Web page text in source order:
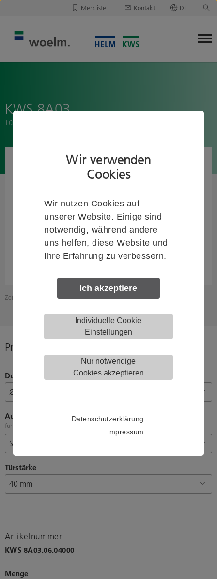
Wir verwenden
Cookies
Wir nutzen Cookies auf
unserer Website. Einige sind
notwendig, während andere
uns helfen, diese Website und
Ihre Erfahrung zu verbessern.
Ich akzeptiere
Individuelle Cookie
Einstellungen
Nur notwendige
Cookies akzeptieren
Datenschutzerklärung
Impressum
Merkliste Kontakt DE
KWS 8A03..
Türgriffbefestigung P3 für Griffpaare
Zeichnung zeigt KWS 8A03.. / 8B03..
Produkt konfigurieren
Durchmesser Türgriff/Griffstützen
Ausführung
für Türgriffe aus *Aluminium / **Messing, Edelstahl-Rostfrei
Türstärke
Artikelnummer
KWS 8A03.06.04000
Menge